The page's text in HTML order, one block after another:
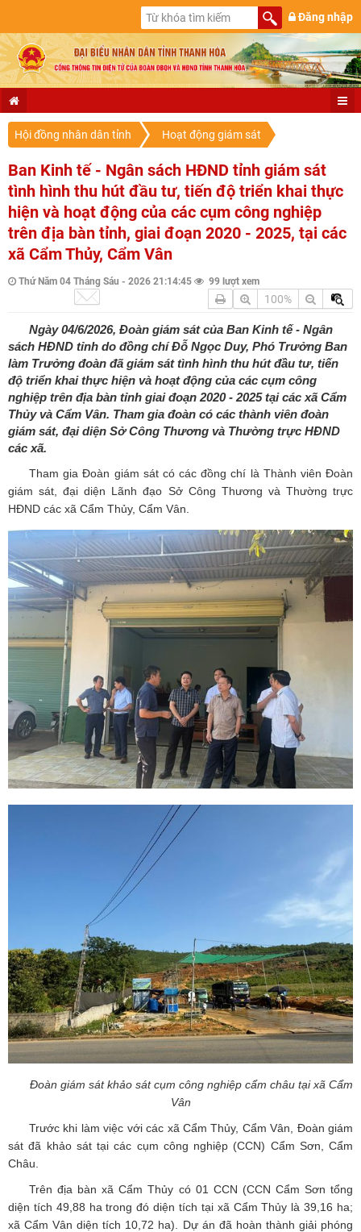
Đăng nhập
Hội đồng nhân dân tỉnh Hoạt động giám sát
Ban Kinh tế - Ngân sách HĐND tỉnh giám sát
tình hình thu hút đầu tư, tiến độ triển khai thực
hiện và hoạt động của các cụm công nghiệp
trên địa bàn tỉnh, giai đoạn 2020 - 2025, tại các
xã Cẩm Thủy, Cẩm Vân
Thứ Năm 04 Tháng Sáu - 2026 21:14:45 99 lượt xem
100%
Ngày 04/6/2026, Đoàn giám sát của Ban Kinh tế - Ngân
sách HĐND tỉnh do đồng chí Đỗ Ngọc Duy, Phó Trưởng Ban
làm Trưởng đoàn đã giám sát tình hình thu hút đầu tư, tiến
độ triển khai thực hiện và hoạt động của các cụm công
nghiệp trên địa bàn tỉnh giai đoạn 2020 - 2025 tại các xã Cẩm
Thủy và Cẩm Vân. Tham gia đoàn có các thành viên đoàn
giám sát, đại diện Sở Công Thương và Thường trực HĐND
các xã.
Tham gia Đoàn giám sát có các đồng chí là Thành viên Đoàn
giám sát, đại diện Lãnh đạo Sở Công Thương và Thường trực
HĐND các xã Cẩm Thủy, Cẩm Vân.
Đoàn giám sát khảo sát cụm công nghiệp cẩm châu tại xã Cẩm
Vân
Trước khi làm việc với các xã Cẩm Thủy, Cẩm Vân, Đoàn giám
sát đã khảo sát tại các cụm công nghiệp (CCN) Cẩm Sơn, Cẩm
Châu.
Trên địa bàn xã Cẩm Thủy có 01 CCN (CCN Cẩm Sơn tổng
diện tích 49,88 ha trong đó diện tích tại xã Cẩm Thủy là 39,16 ha;
xã Cẩm Vân diện tích 10,72 ha). Dự án đã hoàn thành giải phóng